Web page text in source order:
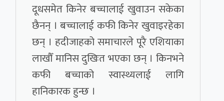
दूधसमेत किनेर बच्चालाई खुवाउन सकेका
छैनन् । बच्चालाई कफी किनेर खुवाइरहेका
छन् । हदीजाहको समाचारले पूरै एशियाका
लाखौँ मानिस दुखिःत भएका छन् । किनभने
कफी बच्चाको स्वास्थ्यलाई लागि
हानिकारक हुन्छ ।